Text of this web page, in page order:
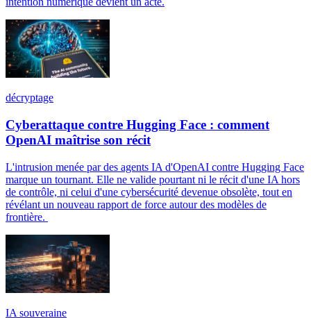
décryptage
Cyberattaque contre Hugging Face : comment
OpenAI maîtrise son récit
L'intrusion menée par des agents IA d'OpenAI contre Hugging Face
marque un tournant. Elle ne valide pourtant ni le récit d'une IA hors
de contrôle, ni celui d'une cybersécurité devenue obsolète, tout en
révélant un nouveau rapport de force autour des modèles de
frontière.
IA souveraine